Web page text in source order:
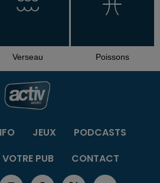
Verseau Poissons
JEUX
PODCASTS
VOTRE PUB CONTACT